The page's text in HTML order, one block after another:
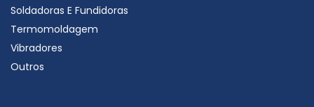
Soldadoras E Fundidoras
Termomoldagem
Vibradores
Outros